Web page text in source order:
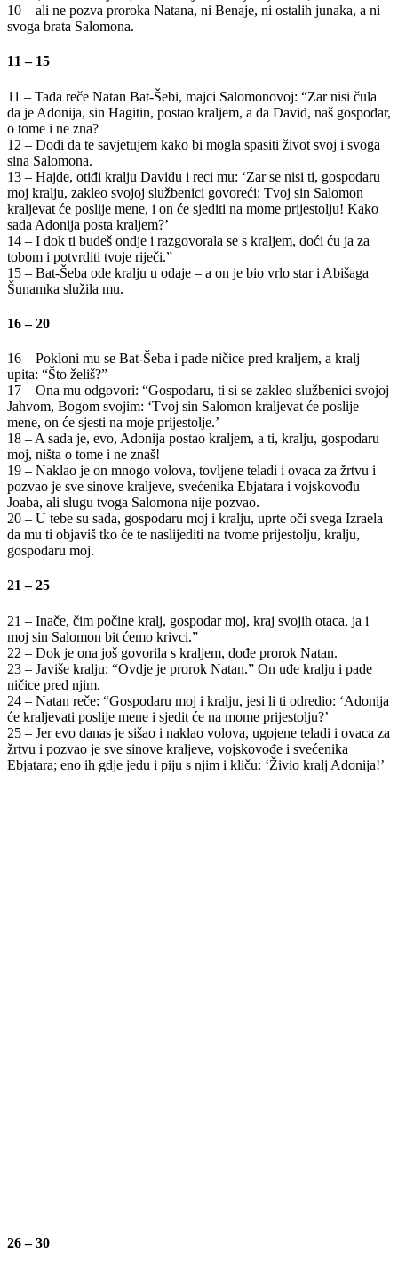
10 – ali ne pozva proroka Natana, ni Benaje, ni ostalih junaka, a ni
svoga brata Salomona.
11 – 15
11 – Tada reče Natan Bat-Šebi, majci Salomonovoj: “Zar nisi čula
da je Adonija, sin Hagitin, postao kraljem, a da David, naš gospodar,
o tome i ne zna?
12 – Dođi da te savjetujem kako bi mogla spasiti život svoj i svoga
sina Salomona.
13 – Hajde, otiđi kralju Davidu i reci mu: ‘Zar se nisi ti, gospodaru
moj kralju, zakleo svojoj službenici govoreći: Tvoj sin Salomon
kraljevat će poslije mene, i on će sjediti na mome prijestolju! Kako
sada Adonija posta kraljem?’
14 – I dok ti budeš ondje i razgovorala se s kraljem, doći ću ja za
tobom i potvrditi tvoje riječi.”
15 – Bat-Šeba ode kralju u odaje – a on je bio vrlo star i Abišaga
Šunamka služila mu.
16 – 20
16 – Pokloni mu se Bat-Šeba i pade ničice pred kraljem, a kralj
upita: “Što želiš?”
17 – Ona mu odgovori: “Gospodaru, ti si se zakleo službenici svojoj
Jahvom, Bogom svojim: ‘Tvoj sin Salomon kraljevat će poslije
mene, on će sjesti na moje prijestolje.’
18 – A sada je, evo, Adonija postao kraljem, a ti, kralju, gospodaru
moj, ništa o tome i ne znaš!
19 – Naklao je on mnogo volova, tovljene teladi i ovaca za žrtvu i
pozvao je sve sinove kraljeve, svećenika Ebjatara i vojskovođu
Joaba, ali slugu tvoga Salomona nije pozvao.
20 – U tebe su sada, gospodaru moj i kralju, uprte oči svega Izraela
da mu ti objaviš tko će te naslijediti na tvome prijestolju, kralju,
gospodaru moj.
21 – 25
21 – Inače, čim počine kralj, gospodar moj, kraj svojih otaca, ja i
moj sin Salomon bit ćemo krivci.”
22 – Dok je ona još govorila s kraljem, dođe prorok Natan.
23 – Javiše kralju: “Ovdje je prorok Natan.” On uđe kralju i pade
ničice pred njim.
24 – Natan reče: “Gospodaru moj i kralju, jesi li ti odredio: ‘Adonija
će kraljevati poslije mene i sjedit će na mome prijestolju?’
25 – Jer evo danas je sišao i naklao volova, ugojene teladi i ovaca za
žrtvu i pozvao je sve sinove kraljeve, vojskovođe i svećenika
Ebjatara; eno ih gdje jedu i piju s njim i kliču: ‘Živio kralj Adonija!’
26 – 30